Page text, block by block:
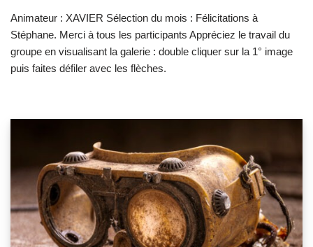
Animateur : XAVIER Sélection du mois : Félicitations à
Stéphane. Merci à tous les participants Appréciez le travail du
groupe en visualisant la galerie : double cliquer sur la 1° image
puis faites défiler avec les flèches.